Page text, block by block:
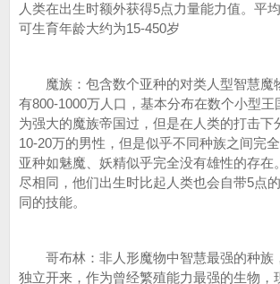
人类在出生时额外获得5点力量能力值。平
可生育年龄大约为15-450岁
魔族：包含数个亚种的对类人型智慧魔
有800-1000万人口，基本分布在数个小型王
为强大的魔族帝国过，但是在人类的打击下
10-20万的男性，但是似乎不同种族之间完
亚种如魅魔、妖精似乎完全没有雄性的存在
尽相同，他们出生时比起人类也会自带5点
同的技能。
哥布林：非人形魔物中智慧最强的种族
独立开来，作为曾经繁殖能力最强的生物，